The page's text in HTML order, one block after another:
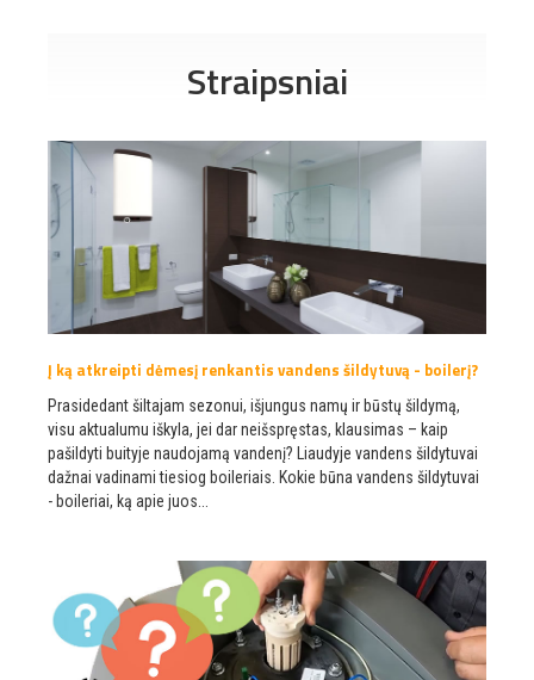
Straipsniai
Į ką atkreipti dėmesį renkantis vandens šildytuvą - boilerį?
Prasidedant šiltajam sezonui, išjungus namų ir būstų šildymą,
visu aktualumu iškyla, jei dar neišspręstas, klausimas – kaip
pašildyti buityje naudojamą vandenį? Liaudyje vandens šildytuvai
dažnai vadinami tiesiog boileriais. Kokie būna vandens šildytuvai
- boileriai, ką apie juos...